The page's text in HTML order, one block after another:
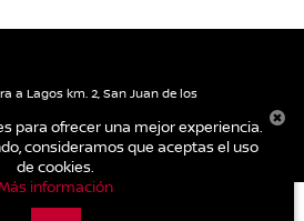
a Lagos km. 2, San Juan de los
sitio
para ofrecer una mejor experiencia.
consideramos que aceptas el uso
de cookies.
información